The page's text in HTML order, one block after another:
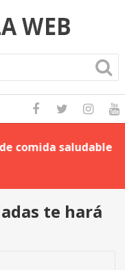
comida saludable
te hará